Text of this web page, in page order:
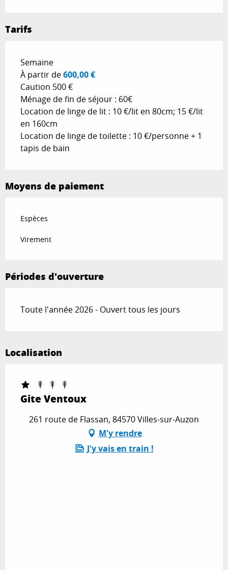
Tarifs
Tarifs 2026
Semaine
À partir de600,00 €
Caution 500 €
Ménage de fin de séjour : 60€
Location de linge de lit : 10 €/lit en 80cm; 15 €/lit
en 160cm
Location de linge de toilette : 10 €/personne + 1
tapis de bain
Moyens de paiement
Espèces
Virement
Périodes d'ouverture
Toute l'année 2026 - Ouvert tous les jours
Localisation
Gite Ventoux
261 route de Flassan, 84570 Villes-sur-Auzon
M'y rendre
J'y vais en train !